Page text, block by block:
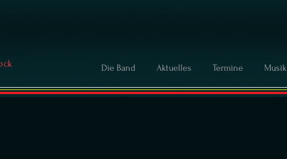
Die Band Aktuelles Termine Musik